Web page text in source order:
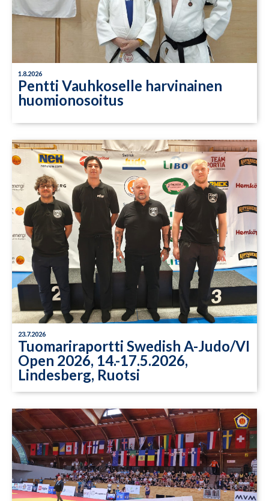
1.8.2026
Pentti Vauhkoselle harvinainen
huomionosoitus
23.7.2026
Tuomariraportti Swedish A-Judo/VI
Open 2026, 14.-17.5.2026,
Lindesberg, Ruotsi